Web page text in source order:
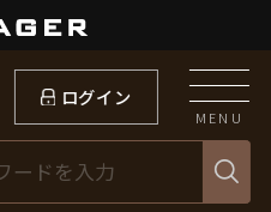
ログイン
MENU